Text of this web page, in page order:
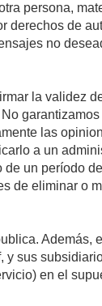
persona,
de
no
la validez
las
a un
un período
de eliminar
sus
en el